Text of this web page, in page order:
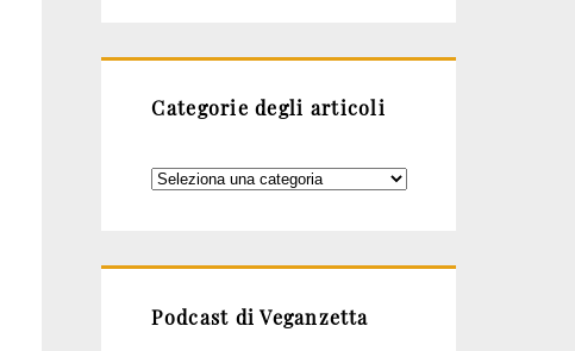
Categorie degli articoli
Categorie
Podcast di Veganzetta